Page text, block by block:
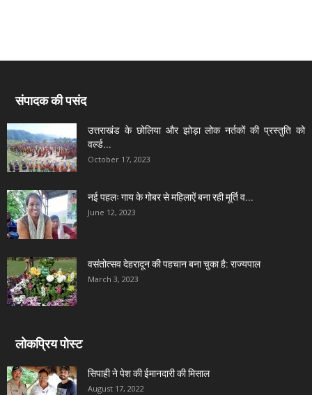
संपादक की पसंद
उत्तराखंड के छोलिया और झोड़ा लोक नर्तकों की प्रस्तुति को
वर्ल्ड...
October 17, 2023
नई पहलः गाय के गोबर से महिलाऐं बना रही मूर्ति व...
June 12, 2023
वसंतोत्सव देहरादून की पहचान बना चुका है: राज्यपाल
March 3, 2023
लोकप्रिय पोस्ट
सिपाही ने पेश की ईमानदारी की मिसाल
August 17, 2022